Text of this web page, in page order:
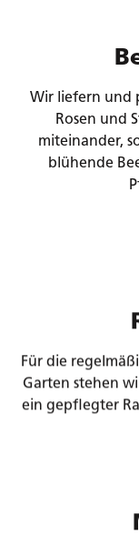
Wir liefern und
Rosen und
miteinander,
blühende
Für die
Garten stehen
ein gepflegter